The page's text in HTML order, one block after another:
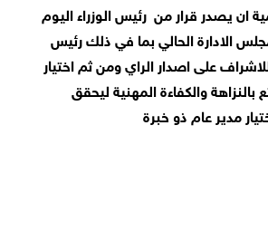
يصدر قرار من رئيس الوزراء اليوم
الادارة الحالي بما في ذلك رئيس
على اصدار الراي ومن ثم اختيار
والكفاءة المهنية ليحقق
مدير عام ذو خبرة